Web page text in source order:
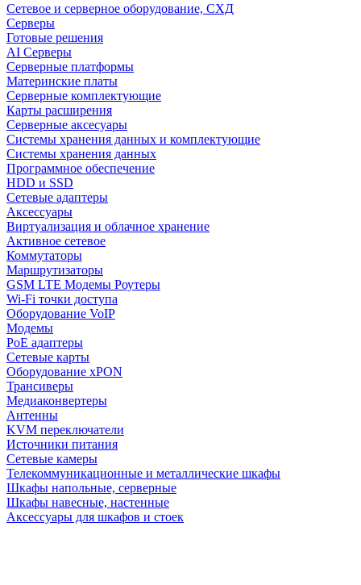
Сетевое и серверное оборудование, СХД
Cерверы
Готовые решения
AI Серверы
Серверные платформы
Материнские платы
Серверные комплектующие
Карты расширения
Серверные аксесуары
Системы хранения данных и комплектующие
Системы хранения данных
Программное обеспечение
HDD и SSD
Сетевые адаптеры
Аксессуары
Виртуализация и облачное хранение
Активное сетевое
Коммутаторы
Маршрутизаторы
GSM LTE Модемы Роутеры
Wi-Fi точки доступа
Оборудование VoIP
Модемы
PoE адаптеры
Сетевые карты
Оборудование xPON
Трансиверы
Медиаконвертеры
Антенны
KVM переключатели
Источники питания
Сетевые камеры
Телекоммуникационные и металлические шкафы
Шкафы напольные, серверные
Шкафы навесные, настенные
Аксессуары для шкафов и стоек